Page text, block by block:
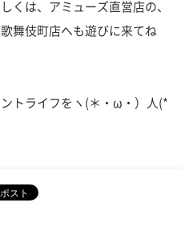
くは、アミューズ直営店の、
舞伎町店へも遊びに来てね
トライフをヽ(＊・ω・）人(*